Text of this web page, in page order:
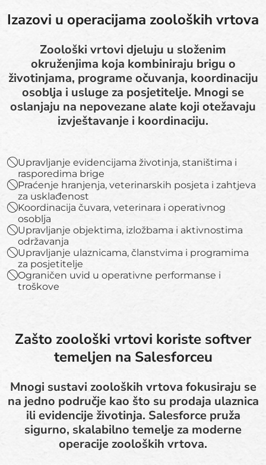
Izazovi u operacijama zooloških vrtova
Zoološki vrtovi djeluju u složenim
okruženjima koja kombiniraju brigu o
životinjama, programe očuvanja, koordinaciju
osoblja i usluge za posjetitelje. Mnogi se
oslanjaju na nepovezane alate koji otežavaju
izvještavanje i koordinaciju.
Upravljanje evidencijama životinja, staništima i
rasporedima brige
Praćenje hranjenja, veterinarskih posjeta i zahtjeva
za usklađenost
Koordinacija čuvara, veterinara i operativnog
osoblja
Upravljanje objektima, izložbama i aktivnostima
održavanja
Upravljanje ulaznicama, članstvima i programima
za posjetitelje
Ograničen uvid u operativne performanse i
troškove
Zašto zoološki vrtovi koriste softver
temeljen na Salesforceu
Mnogi sustavi zooloških vrtova fokusiraju se
na jedno područje kao što su prodaja ulaznica
ili evidencije životinja. Salesforce pruža
sigurno, skalabilno temelje za moderne
operacije zooloških vrtova.